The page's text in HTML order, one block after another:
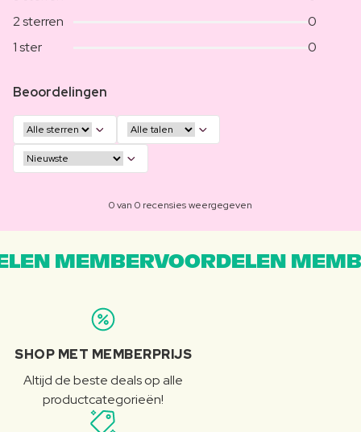
2 sterren
0
1 ster
0
Beoordelingen
0 van 0 recensies weergegeven
MEMBERVOORDELEN
SHOP MET MEMBERPRIJS
Altijd de beste deals op alle
productcategorieën!